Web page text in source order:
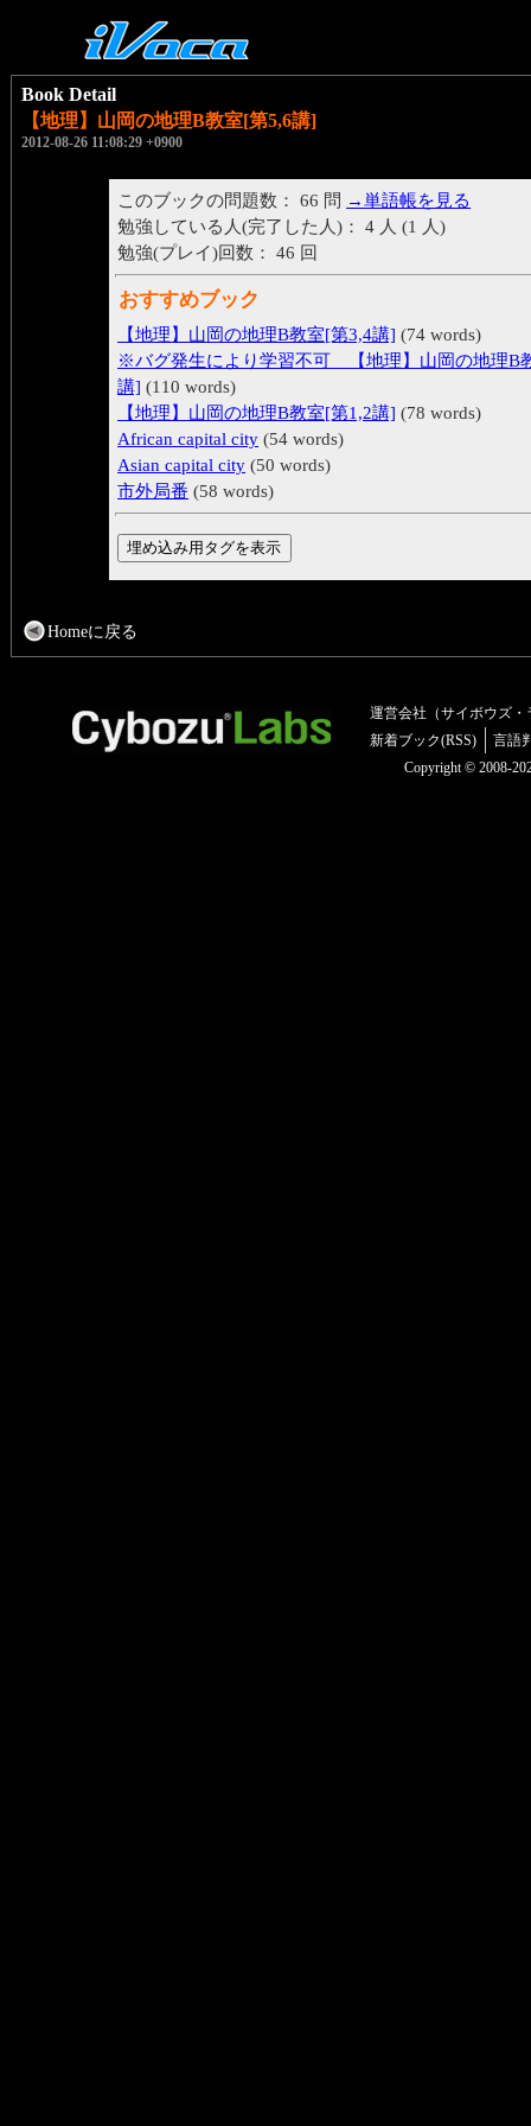
Book Detail
【地理】山岡の地理B教室[第5,6講]
2012-08-26 11:08:29 +0900
このブックの問題数： 66 問 →単語帳を見る
勉強している人(完了した人)： 4 人 (1 人)
勉強(プレイ)回数： 46 回
おすすめブック
【地理】山岡の地理B教室[第3,4講] (74 words)
※バグ発生により学習不可＿【地理】山岡の地理B
講] (110 words)
【地理】山岡の地理B教室[第1,2講] (78 words)
African capital city (54 words)
Asian capital city (50 words)
市外局番 (58 words)
Homeに戻る
運営会社（サイボウズ・
新着ブック(RSS)
言語
Copyright © 2008-